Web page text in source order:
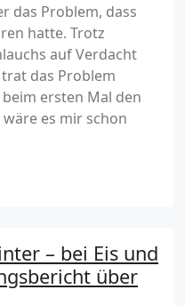
das Problem, dass
hatte. Trotz
auf Verdacht
das Problem
ersten Mal den
es mir schon
– bei Eis und
über